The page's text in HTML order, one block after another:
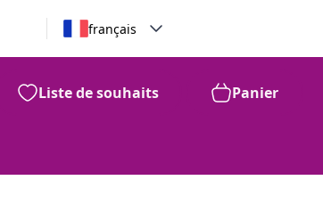
français
Liste de souhaits Panier